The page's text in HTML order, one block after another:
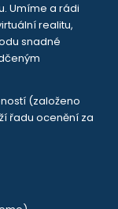
Umíme a rádi
realitu,
snadné
(založeno
řadu ocenění za